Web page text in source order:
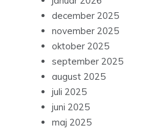
december 2025
november 2025
oktober 2025
september 2025
august 2025
juli 2025
juni 2025
maj 2025